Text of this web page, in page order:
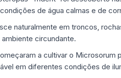
de água calmas e de
naturalmente em troncos,
circundante.
a cultivar o
em diferentes condições de